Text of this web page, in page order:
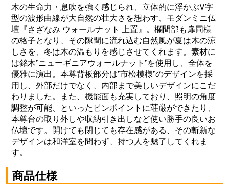
木の生命力・息吹を強く感じられ、 立体的に浮かぶV字
型の波形曲線が大自然の壮大さを想わす、モダンミニ仏
壇『さざなみ ウォールナット 上置』。欄間部も扉同様
の格子となり、その隙間に流れ込む自然風が夏は木の涼
しさを、冬は木の温もりを感じさせてくれます。素材に
は銘木”ニューギニアウォールナット”を使用し、全体を
優雅に演出。本尊背板部分は”市松模様”のデザインを採
用し、外部だけでなく、内部まで美しいデザインにこだ
わりました。また、機能面も充実しており、照明の角度
調整が可能、といったピンポイントに荘厳ができたり、
本尊台の取り外しや収納引き出しなど使い勝手の良いお
仏壇です。 開けても閉じても存在感がある、その斬新な
デザインは和洋室を問わず、持つ人を魅了してくれま
す。
商品仕様